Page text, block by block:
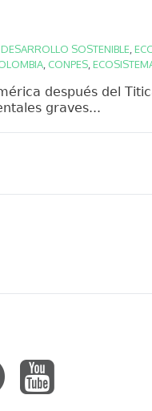
DESARROLLO SOSTENIBLE
CONPES
después del
graves...